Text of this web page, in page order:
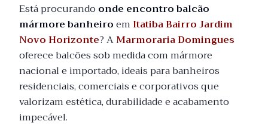
Está procurando onde encontro balcão
mármore banheiroem Itatiba Bairro Jardim
Novo Horizonte? AMarmoraria Domingues
oferece balcões sob medida com mármore
nacional e importado, ideais para banheiros
residenciais, comerciais e corporativos que
valorizam estética, durabilidade e acabamento
impecável.